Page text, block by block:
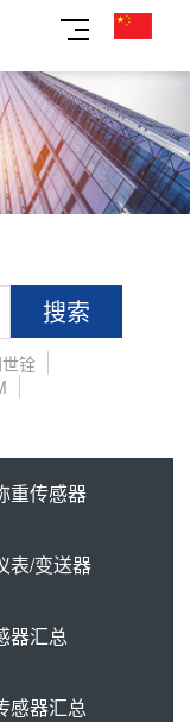
搜索
铨
重传感器
表/变送器
器汇总
感器汇总